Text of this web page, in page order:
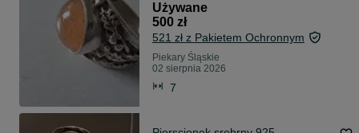
Używane
500 zł
521 zł z Pakietem Ochronnym
Piekary Śląskie
02 sierpnia 2026
7